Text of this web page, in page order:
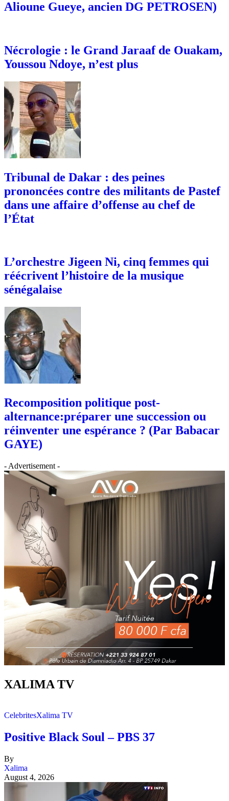
Alioune Gueye, ancien DG PETROSEN)
Nécrologie : le Grand Jaraaf de Ouakam,
Youssou Ndoye, n’est plus
Tribunal de Dakar : des peines
prononcées contre des militants de Pastef
dans une affaire d’offense au chef de
l’État
L’orchestre Jigeen Ni, cinq femmes qui
réécrivent l’histoire de la musique
sénégalaise
Recomposition politique post-
alternance:préparer une succession ou
réinventer une espérance ? (Par Babacar
GAYE)
- Advertisement -
XALIMA TV
CelebritesXalima TV
Positive Black Soul – PBS 37
By
Xalima
August 4, 2026